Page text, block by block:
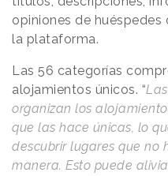
opiniones de huéspedes
la plataforma.
Las 56 categorías
alojamientos únicos. “
organizan los
que las hace únicas, lo
descubrir lugares que no
manera. Esto puede